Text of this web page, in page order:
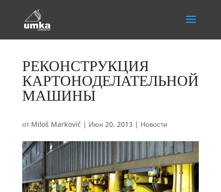
РЕКОНСТРУКЦИЯ
КАРТОНОДЕЛАТЕЛЬНОЙ
МАШИНЫ
от Miloš Marković| Июн 20, 2013| Новости